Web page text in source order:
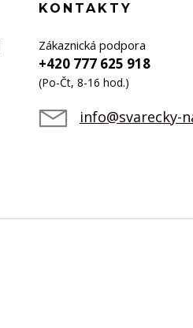
KONTAKTY
Zákaznická podpora
+420 777 625 918
(Po-Čt, 8-16 hod.)
info@svarecky-